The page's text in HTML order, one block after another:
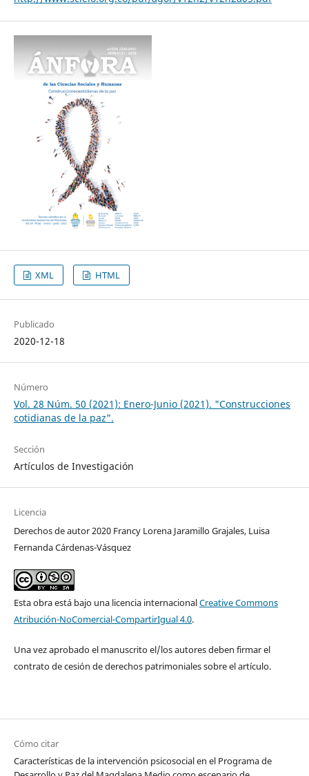
XML HTML
Publicado
2020-12-18
Número
Vol. 28 Núm. 50 (2021): Enero-Junio (2021). "Construcciones
cotidianas de la paz".
Sección
Artículos de Investigación
Licencia
Derechos de autor 2020 Francy Lorena Jaramillo Grajales, Luisa
Fernanda Cárdenas-Vásquez
Esta obra está bajo una licencia internacionalCreative Commons
Atribución-NoComercial-CompartirIgual 4.0.
Una vez aprobado el manuscrito el/los autores deben firmar el
contrato de cesión de derechos patrimoniales sobre el artículo.
Cómo citar
Características de la intervención psicosocial en el Programa de